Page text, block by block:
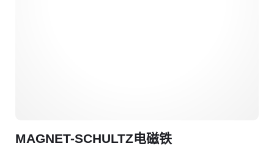
MAGNET-SCHULTZ电磁铁